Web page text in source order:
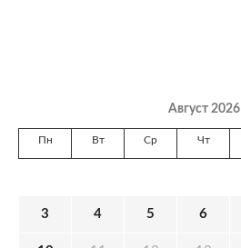
Август 2026
Пн Вт Ср Чт
3 4 5 6